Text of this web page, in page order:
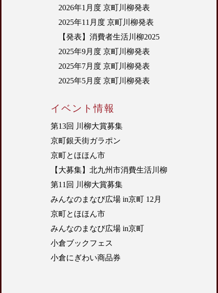
イベント情報
第13回 川柳大賞募集
京町銀天街ガラポン
京町とほほん市
【大募集】北九州市消費生活川柳
第11回 川柳大賞募集
みんなのまなび広場 in京町 12月
京町とほほん市
みんなのまなび広場 in京町
小倉ブックフェス
小倉にぎわい商品券
2026年1月度 京町川柳発表
2025年11月度 京町川柳発表
【発表】消費者生活川柳2025
2025年9月度 京町川柳発表
2025年7月度 京町川柳発表
2025年5月度 京町川柳発表